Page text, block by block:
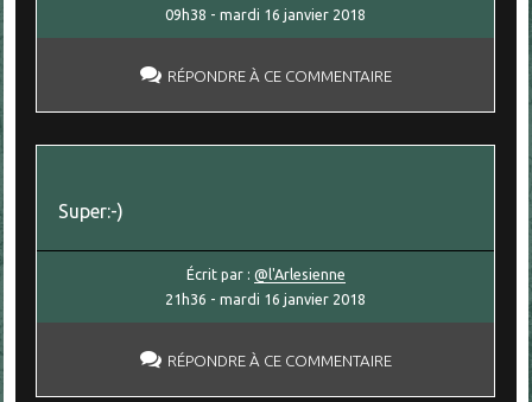
09h38 -mardi 16 janvier 2018
RÉPONDRE À CE COMMENTAIRE
Super:-)
Écrit par : @l'Arlesienne
21h36 -mardi 16 janvier 2018
RÉPONDRE À CE COMMENTAIRE